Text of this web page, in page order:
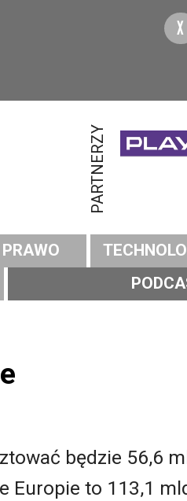
X
PARTNERZY
PRAWO
będzie 56,6
Europie to 113,1